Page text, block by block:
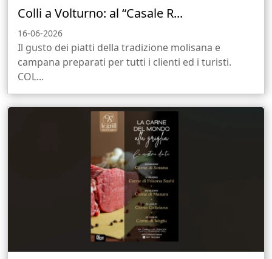
Colli a Volturno: al “Casale R...
16-06-2026
Il gusto dei piatti della tradizione molisana e
campana preparati per tutti i clienti ed i turisti.
COL...